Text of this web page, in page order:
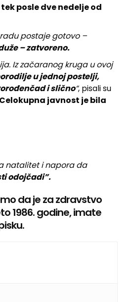
posle dve nedelje od
postaje gotovo –
– zatvoreno.
Iz začaranog kruga u ovoj
u jednoj postelji,
i slično“, pisali su
Celokupna javnost je bila
natalitet i napora da
odojčadi”.
da je za zdravstvo
1986. godine, imate